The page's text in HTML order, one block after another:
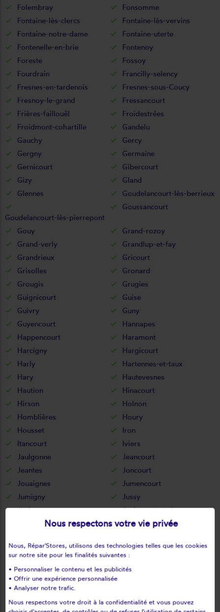
Folembray
Fonsomme
Fontaine-lès-clercs
Fontaine-lès-vervins
Fontaine-notre-dame
Fontaine-uterte
Fontenelle-en-brie
Fontenoy
Foreste
Fossoy
Fourdrain
Francilly-selency
Fresnes-en-tardenois
Fresnes-sous-Coucy
Fresnoy-le-grand
Fressancourt
Frières-faillouël
Froidestrées
Froidmont-cohartille
Gandelu
Gauchy
Gercy
Gergny
Germaine
Gernicourt
Gibercourt
Gizy
Gland
Glennes
Goudelancourt-lès-berrieux
Goudelancourt-lès-pierrepont
Goussancourt
Gouy
Grand-rozoy
Grand-verly
Grandlup-et-fay
Grandrieux
Gricourt
Grisolles
Gronard
Grougis
Grugies
Guignicourt
Guise
Guivry
Guny
Guyencourt
Hannapes
Happencourt
Haramont
Harcigny
Hargicourt
Harly
Hartennes-et-taux
Hary
Hautevesnes
Haution
Hinacourt
Hirson
Holnon
Homblières
Houry
Housset
Iron
Itancourt
Iviers
Jaulgonne
Jeancourt
Jeantes
Joncourt
Jouaignes
Jumencourt
Jumigny
Jussy
Juvigny
Juvincourt-et-damary
La bouteille
La capelle
La chapelle-sur-chézy
La croix-sur-ourcq
La ferté-milon
La malmaison
La neuville-en-beine
La neuville-housset
Nous respectons votre vie privée
Nous, Répar'Stores, utilisons des technologies telles que les cookies
sur notre site pour les finalités suivantes :
• Personnaliser le contenu et les publicités
• Offrir une expérience personnalisée
• Analyser notre trafic.
Nous respectons votre droit à la confidentialité et vous pouvez